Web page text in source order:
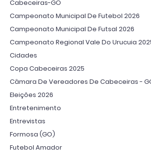
Cabeceiras-GO
Campeonato Municipal De Futebol 2026
Campeonato Municipal De Futsal 2026
Campeonato Regional Vale Do Urucuia
Cidades
Copa Cabeceiras 2025
Câmara De Vereadores De Cabeceiras -
Eleições 2026
Entretenimento
Entrevistas
Formosa (GO)
Futebol Amador